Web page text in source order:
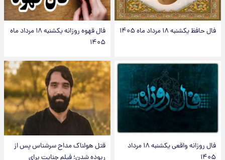
فال حافظ یکشنبه ۱۸ مرداد ماه ۱۴۰۵
فال قهوه روزانه یکشنبه ۱۸ مرداد ماه
۱۴۰۵
فال روزانه واقعی یکشنبه ۱۸ مرداد
۱۴۰۵
قتل هولناک مداح سرشناس پس از
ربوده شدن؛ فیلم جنایت برای